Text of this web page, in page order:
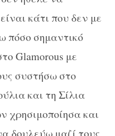
κάτι που δεν με
πόσο σημαντικό
Glamorous με
συστήσω στο
και τη Σίλια
χρησιμοποίησα και
δουλεύω μαζί τους